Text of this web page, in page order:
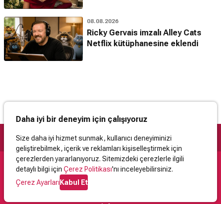
08.08.2026
Ricky Gervais imzalı Alley Cats
Netflix kütüphanesine eklendi
Daha iyi bir deneyim için çalışıyoruz
Size daha iyi hizmet sunmak, kullanıcı deneyiminizi
geliştirebilmek, içerik ve reklamları kişiselleştirmek için
çerezlerden yararlanıyoruz. Sitemizdeki çerezlerle ilgili
detaylı bilgi için Çerez Politikası'nı inceleyebilirsiniz.
Çerez AyarlarıKabul Et
Destek
İletişimYardımKullanıcı Sözleşmesi